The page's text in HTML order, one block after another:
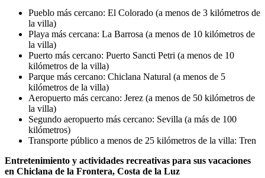
Pueblo más cercano: El Colorado (a menos de 3 kilómetros de
la villa)
Playa más cercana: La Barrosa (a menos de 10 kilómetros de
la villa)
Puerto más cercano: Puerto Sancti Petri (a menos de 10
kilómetros de la villa)
Parque más cercano: Chiclana Natural (a menos de 5
kilómetros de la villa)
Aeropuerto más cercano: Jerez (a menos de 50 kilómetros de
la villa)
Segundo aeropuerto más cercano: Sevilla (a más de 100
kilómetros)
Transporte público a menos de 25 kilómetros de la villa: Tren
Entretenimiento y actividades recreativas para sus vacaciones
en Chiclana de la Frontera, Costa de la Luz